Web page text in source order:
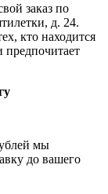
заказ по
д. 24.
кто находится
предпочитает
мы
до вашего